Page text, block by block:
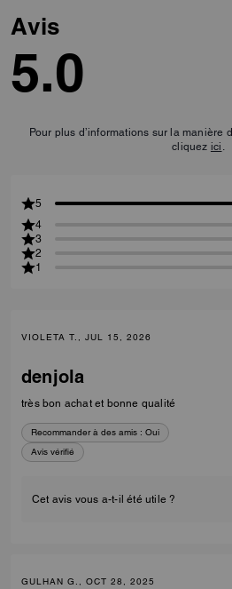
Avis
5.0
Pour plus d’informations sur la manière
cliquez ici
5
4
3
2
1
VIOLETA T., JUL 15, 2026
denjola
très bon achat et bonne qualité
Recommander à des amis : Oui
Avis vérifié
Cet avis vous a-t-il été utile ?
GULHAN G., OCT 28, 2025